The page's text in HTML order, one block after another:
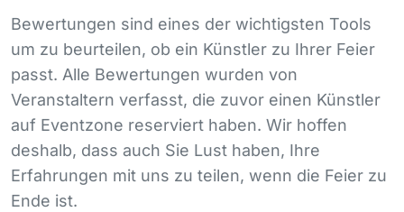
Bewertungen sind eines der wichtigsten Tools
um zu beurteilen, ob ein Künstler zu Ihrer Feier
passt. Alle Bewertungen wurden von
Veranstaltern verfasst, die zuvor einen Künstler
auf Eventzone reserviert haben. Wir hoffen
deshalb, dass auch Sie Lust haben, Ihre
Erfahrungen mit uns zu teilen, wenn die Feier zu
Ende ist.